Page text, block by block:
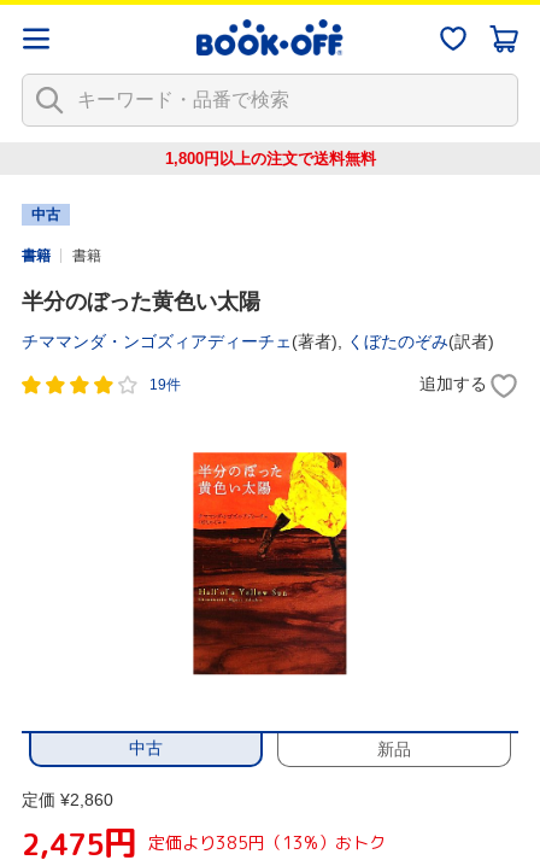
1,800円以上の注文で送料無料
中古
書籍 書籍
半分のぼった黄色い太陽
チママンダ・ンゴズィアディーチェ (著者), くぼたのぞみ(訳者)
19件 追加する
中古 新品
定価 ¥2,860
2,475円 定価より385円（13%）おトク